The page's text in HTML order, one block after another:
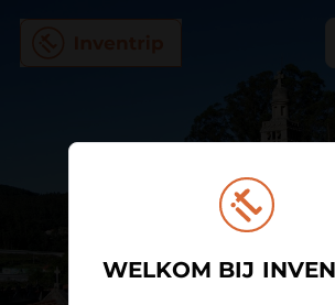
WELKOM BIJ